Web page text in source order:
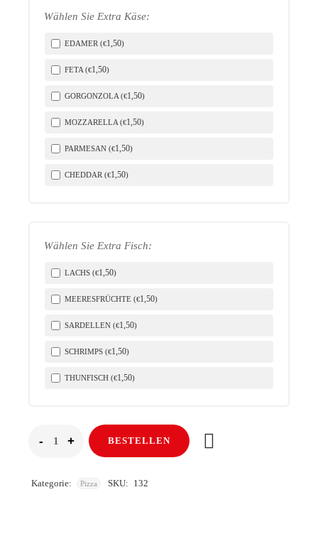
Wählen Sie Extra Käse:
EDAMER (€1,50)
FETA (€1,50)
GORGONZOLA (€1,50)
MOZZARELLA (€1,50)
PARMESAN (€1,50)
CHEDDAR (€1,50)
Wählen Sie Extra Fisch:
LACHS (€1,50)
MEERESFRÜCHTE (€1,50)
SARDELLEN (€1,50)
SCHRIMPS (€1,50)
THUNFISCH (€1,50)
BESTELLEN
Kategorie: Pizza SKU: 132